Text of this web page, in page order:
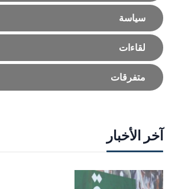
سياسة
لقاءات
متفرقات
آخر الأخبار